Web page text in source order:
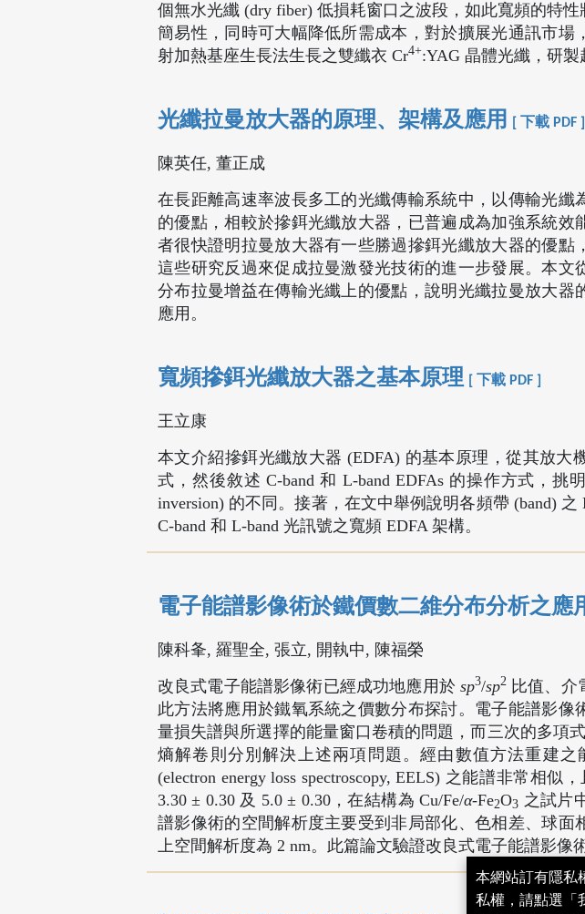
個無水光纖 (dry fiber) 低損耗窗口之波段，如此寬頻的特
簡易性，同時可大幅降低所需成本，對於擴展光通訊市
射加熱基座生長法生長之雙纖衣 Cr4+:YAG 晶體光纖，研製
光纖拉曼放大器的原理、架構及應用 [ 下載 PDF ]
陳英任, 董正成
在長距離高速率波長多工的光纖傳輸系統中，以傳輸光
的優點，相較於摻鉺光纖放大器，已普遍成為加強系統
者很快證明拉曼放大器有一些勝過摻鉺光纖放大器的優點
這些研究反過來促成拉曼激發光技術的進一步發展。本
分布拉曼增益在傳輸光纖上的優點，說明光纖拉曼放大
應用。
寬頻摻鉺光纖放大器之基本原理 [ 下載 PDF ]
王立康
本文介紹摻鉺光纖放大器 (EDFA) 的基本原理，從其放大
式，然後敘述 C-band 和 L-band EDFAs 的操作方式，挑
inversion) 的不同。接著，在文中舉例說明各頻帶 (band)
C-band 和 L-band 光訊號之寬頻 EDFA 架構。
電子能譜影像術於鐵價數二維分布分析之應
陳科夆, 羅聖全, 張立, 開執中, 陳福榮
改良式電子能譜影像術已經成功地應用於sp3/sp2 比值、介
此方法將應用於鐵氧系統之價數分布探討。電子能譜影
量損失譜與所選擇的能量窗口卷積的問題，而三次的多項
熵解卷則分別解決上述兩項問題。經由數值方法重建
(electron energy loss spectroscopy, EELS) 之能譜非常相似
3.30 ± 0.30 及 5.0 ± 0.30，在結構為 Cu/Fe/α-Fe2O3 之試片
譜影像術的空間解析度主要受到非局部化、色相差、球
上空間解析度為 2 nm。此篇論文驗證改良式電子能譜影像
本網站訂有隱私
私權，請點選「